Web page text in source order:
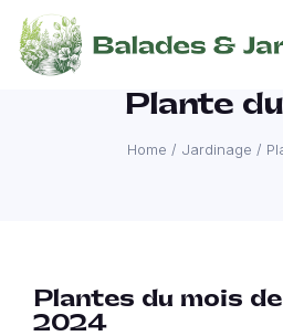
Plante
Home / Jardinage /
Plantes du mois
2024